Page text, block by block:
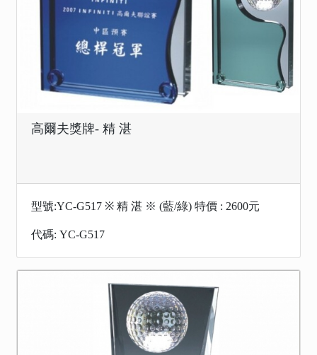
高爾夫獎牌- 精 湛
型號:YC-G517 ※ 精 湛 ※ (藍/綠) 特價 : 2600元
代碼: YC-G517